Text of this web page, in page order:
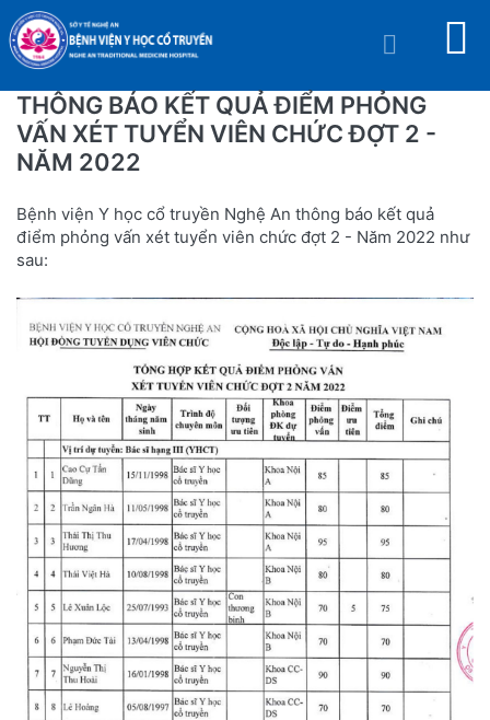
THÔNG BÁO KẾT QUẢ ĐIỂM PHỎNG
VẤN XÉT TUYỂN VIÊN CHỨC ĐỢT 2 -
NĂM 2022
Bệnh viện Y học cổ truyền Nghệ An thông báo kết quả
điểm phỏng vấn xét tuyển viên chức đợt 2 - Năm 2022 như
sau: